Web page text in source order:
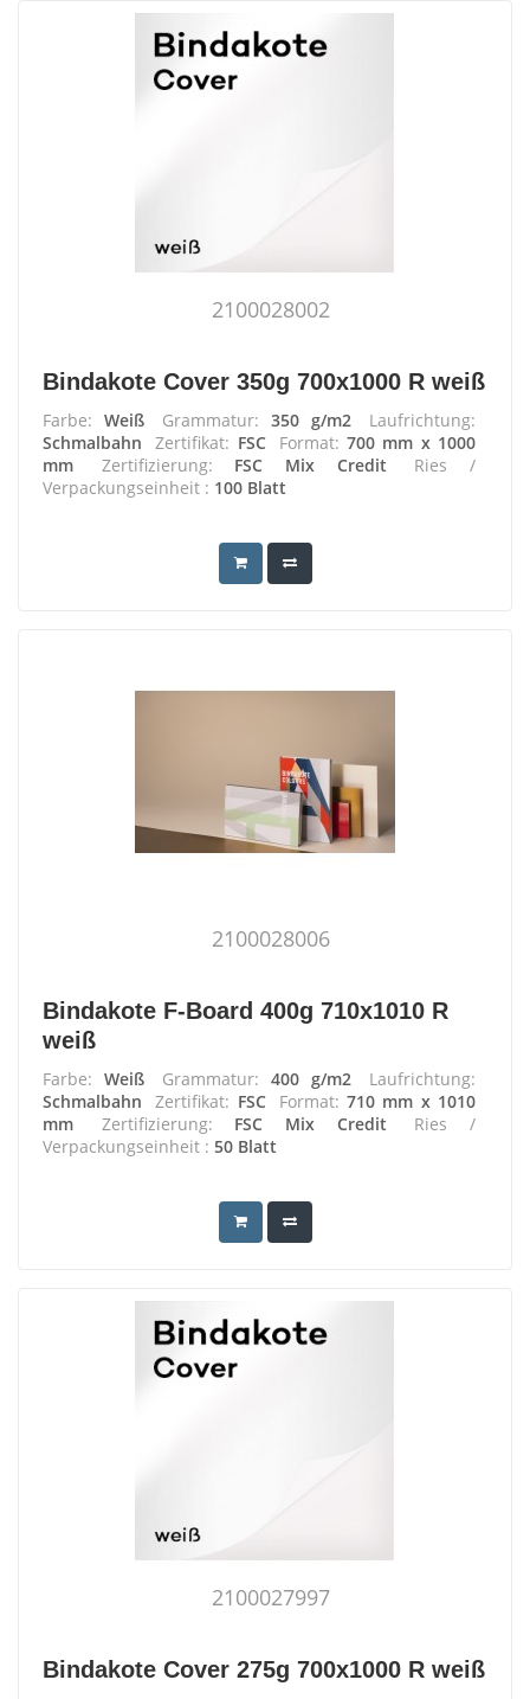
2100028002
Bindakote Cover 350g 700x1000 R weiß
Farbe: Weiß Grammatur: 350 g/m2
Laufrichtung:
Schmalbahn
Zertifikat: FSC Format:700 mm x 1000
mm
Zertifizierung: FSC Mix Credit
Ries /
Verpackungseinheit : 100 Blatt
2100028006
Bindakote F-Board 400g 710x1010 R
weiß
Farbe: Weiß Grammatur: 400 g/m2
Laufrichtung:
Schmalbahn
Zertifikat: FSC Format:710 mm x 1010
mm
Zertifizierung: FSC Mix Credit
Ries /
Verpackungseinheit : 50 Blatt
2100027997
Bindakote Cover 275g 700x1000 R weiß